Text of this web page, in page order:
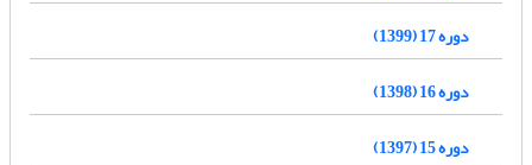
دوره 17 (1399)
دوره 16 (1398)
دوره 15 (1397)